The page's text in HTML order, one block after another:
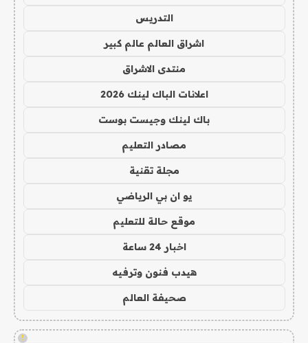
التدريس
اشراق العالم عالم كبير
منتدى الاشراق
اعلانات الباك لينك 2026
باك لينك وجيست بوست
مصادر التعليم
مجلة تقنية
يو ان بي الرياضي
موقع حالة للتعليم
اخبار 24 ساعة
هيدب فنون وترفيه
صحيفة العالم
!